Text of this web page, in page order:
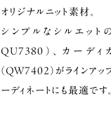
オリジナルニット素材。
シンプルなシルエット
QU7380）、カーディ
（QW7402）がラインア
ーディネートにも最適です。